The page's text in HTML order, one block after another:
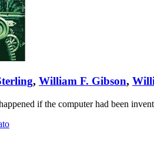
, William F. Gibson,
if the computer had been